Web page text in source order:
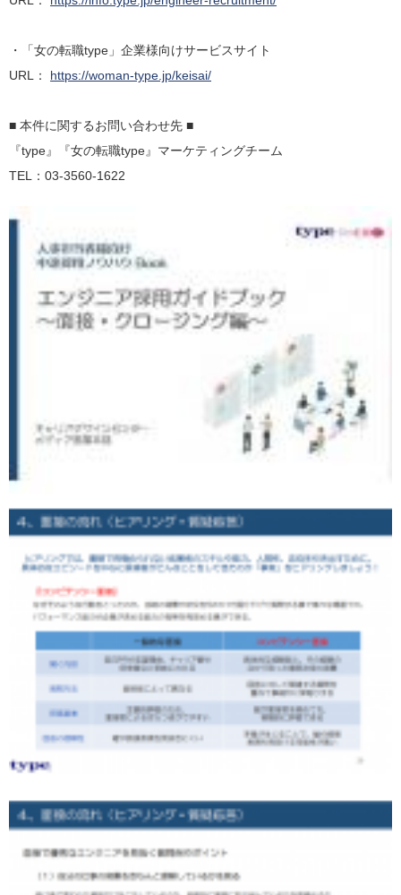
・「女の転職type」企業様向けサービスサイト
URL： https://woman-type.jp/keisai/
■ 本件に関するお問い合わせ先 ■
『type』『女の転職type』マーケティングチーム
TEL：03-3560-1622